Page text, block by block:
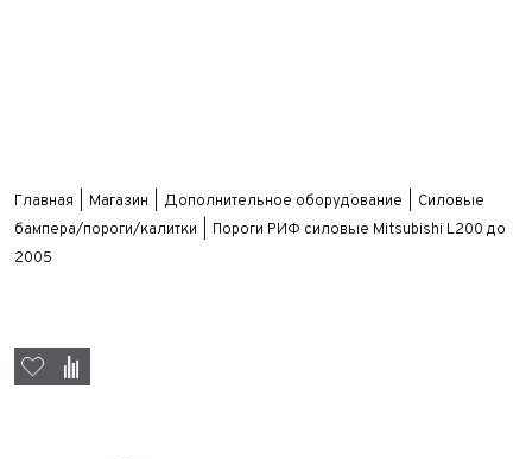
Главная Магазин Дополнительное оборудование
Силовые
бампера/пороги/калитки
Пороги РИФ силовые Mitsubishi L200 до
2005